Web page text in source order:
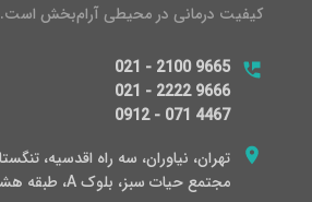
کیفیت درمانی در محیطی آرام‌بخش است.
021 - 2100 9665
021 - 2222 9666
0912 - 071 4467
مجتمع حیات سبز، بلوک A، طبقه هشتم، واحد ۸۱۲